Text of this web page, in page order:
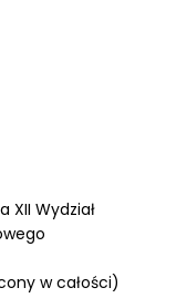
XII Wydział
w całości)